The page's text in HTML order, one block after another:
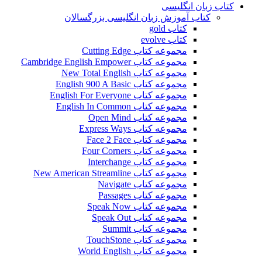
کتاب زبان انگلیسی
کتاب آموزش زبان انگلیسی بزرگسالان
کتاب gold
کتاب evolve
مجموعه کتاب Cutting Edge
مجموعه کتاب Cambridge English Empower
مجموعه کتاب New Total English
مجموعه کتاب English 900 A Basic
مجموعه کتاب English For Everyone
مجموعه کتاب English In Common
مجموعه کتاب Open Mind
مجموعه کتاب Express Ways
مجموعه کتاب Face 2 Face
مجموعه کتاب Four Corners
مجموعه کتاب Interchange
مجموعه کتاب New American Streamline
مجموعه کتاب Navigate
مجموعه کتاب Passages
مجموعه کتاب Speak Now
مجموعه کتاب Speak Out
مجموعه کتاب Summit
مجموعه کتاب TouchStone
مجموعه کتاب World English